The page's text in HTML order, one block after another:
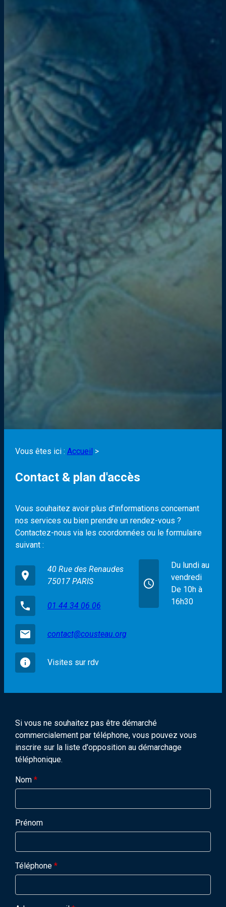
Vous êtes ici : Accueil >
Contact & plan d'accès
Vous souhaitez avoir plus d'informations concernant
nos services ou bien prendre un rendez-vous ?
Contactez-nous via les coordonnées ou le formulaire
suivant :
place
40 Rue des Renaudes
75017 PARIS
phone 01 44 34 06 06
email contact@cousteau.org
info Visites sur rdv
access_time
Du lundi au
vendredi
De 10h à
16h30
Si vous ne souhaitez pas être démarché
commercialement par téléphone, vous pouvez vous
inscrire sur la liste d'opposition au démarchage
téléphonique.
Nom *
Prénom
Téléphone *